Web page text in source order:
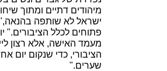
מיהודים דתיים ומתוך
ישראל לא שותפה בהנאה,"
פתוחים לכלל הציבורים."
מעמד האישה, אלא רצון
הציבורי, כדי שנקום יום
שערים."